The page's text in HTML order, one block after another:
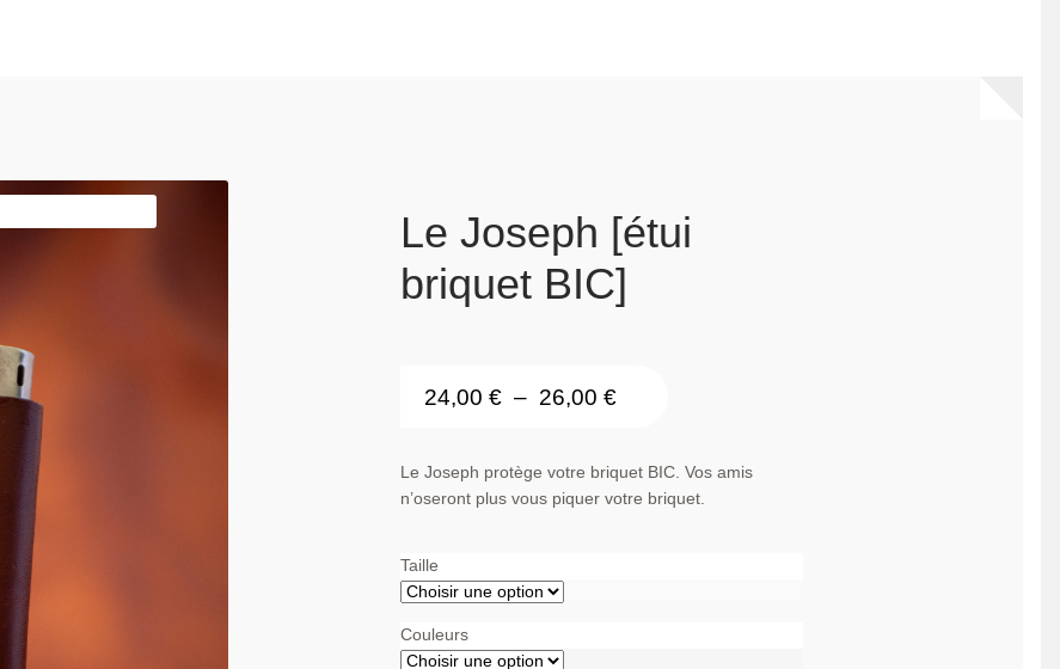
Le Joseph [étui
briquet BIC]
24,00 € – 26,00 €Plage
prix :
24,00 €
Le Joseph protège votre briquet BIC. Vos amis
n’oseront plus vous piquer votre briquet.
Taille
Couleurs